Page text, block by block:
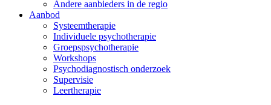
Andere aanbieders in de regio
Aanbod
Systeemtherapie
Individuele psychotherapie
Groepspsychotherapie
Workshops
Psychodiagnostisch onderzoek
Supervisie
Leertherapie